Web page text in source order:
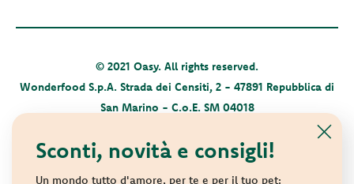
Sconti, novità e consigli!
Un mondo tutto d'amore, per te e per il tuo pet:
© 2021 Oasy. All rights reserved.
Wonderfood S.p.A. Strada dei Censiti, 2 - 47891 Repubblica di
San Marino - C.o.E. SM 04018